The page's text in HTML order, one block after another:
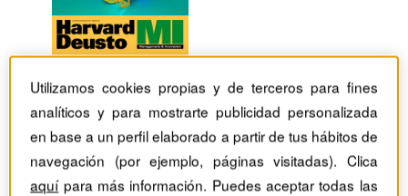
Utilizamos cookies propias y de terceros para fines
analíticos y para mostrarte publicidad personalizada
en base a un perfil elaborado a partir de tus hábitos de
navegación (por ejemplo, páginas visitadas). Clica
aquípara más información. Puedes aceptar todas las